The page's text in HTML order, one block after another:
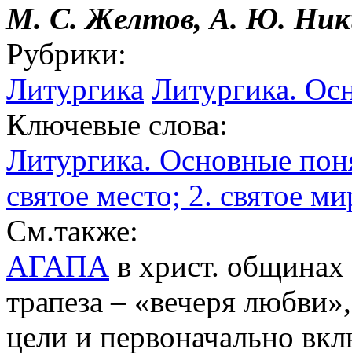
М. С. Желтов, А. Ю.
Рубрики:
Литургика Литургика.
Ключевые слова:
Литургика. Основные
святое место; 2. святое
См.также:
АГАПА в христ. общинах
трапеза – «вечеря
цели и первоначально